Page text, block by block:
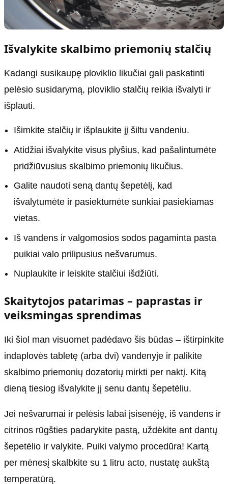
Išvalykite skalbimo priemonių stalčių
Kadangi susikaupę ploviklio likučiai gali paskatinti
pelėsio susidarymą, ploviklio stalčių reikia išvalyti ir
išplauti.
Išimkite stalčių ir išplaukite jį šiltu vandeniu.
Atidžiai išvalykite visus plyšius, kad pašalintumėte
pridžiūvusius skalbimo priemonių likučius.
Galite naudoti seną dantų šepetėlį, kad
išvalytumėte ir pasiektumėte sunkiai pasiekiamas
vietas.
Iš vandens ir valgomosios sodos pagaminta pasta
puikiai valo prilipusius nešvarumus.
Nuplaukite ir leiskite stalčiui išdžiūti.
Skaitytojos patarimas – paprastas ir
veiksmingas sprendimas
Iki šiol man visuomet padėdavo šis būdas – ištirpinkite
indaplovės tabletę (arba dvi) vandenyje ir palikite
skalbimo priemonių dozatorių mirkti per naktį. Kitą
dieną tiesiog išvalykite jį senu dantų šepetėliu.
Jei nešvarumai ir pelėsis labai įsisenėję, iš vandens ir
citrinos rūgšties padarykite pastą, uždėkite ant dantų
šepetėlio ir valykite. Puiki valymo procedūra! Kartą
per mėnesį skalbkite su 1 litru acto, nustatę aukštą
temperatūrą.